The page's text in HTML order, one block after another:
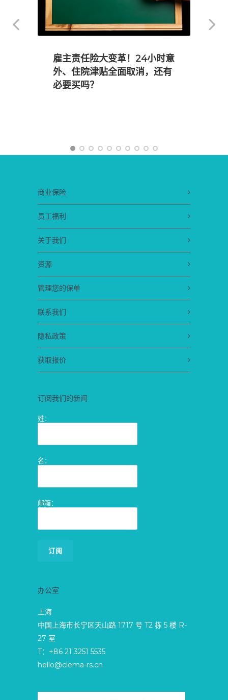
雇主责任险大变革！24小时意
外、住院津贴全面取消，还有
必要买吗？
商业保险
员工福利
关于我们
资源
管理您的保单
联系我们
隐私政策
获取报价
订阅我们的新闻
姓：
名：
邮箱：
办公室
上海
中国上海市长宁区天山路 1717 号 T2 栋 5 楼 R-
27 室
T：+86 21 3251 5535
hello@clema-rs.cn